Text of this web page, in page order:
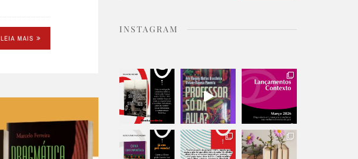
LEIA MAIS
INSTAGRAM